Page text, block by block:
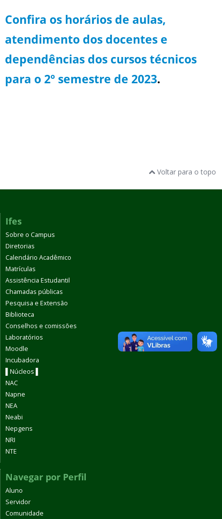
Confira os horários de aulas,
atendimento dos docentes e
dependências dos cursos técnicos
para o 2º semestre de 2023.
Voltar para o topo
Ifes
Sobre o Campus
Diretorias
Calendário Acadêmico
Matrículas
Assistência Estudantil
Chamadas públicas
Pesquisa e Extensão
Biblioteca
Conselhos e comissões
Laboratórios
Moodle
Incubadora
▌Núcleos ▌
NAC
Napne
NEA
Neabi
Nepgens
NRI
NTE
Navegar por Perfil
Aluno
Servidor
Comunidade